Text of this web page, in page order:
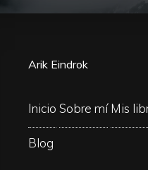
Arik Eindrok
Inicio Sobre mí Mis
Blog